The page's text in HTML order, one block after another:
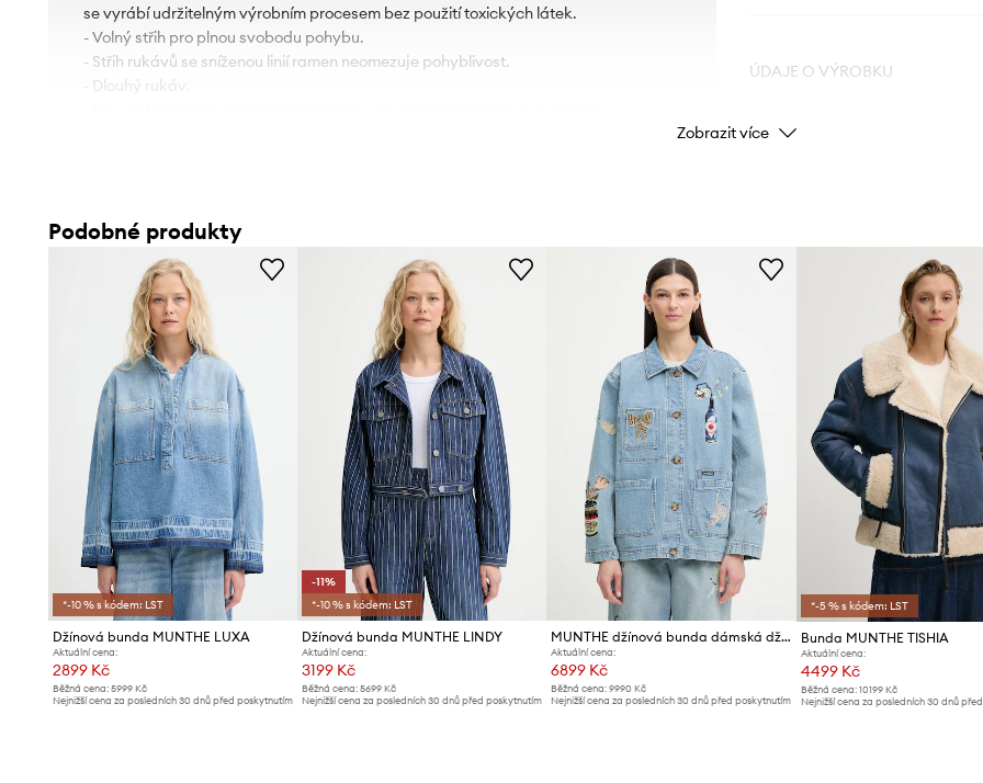
se vyrábí udržitelným výrobním procesem bez použití toxických látek.
- Volný střih pro plnou svobodu pohybu.
- Střih rukávů se sníženou linií ramen neomezuje pohyblivost.
- Dlouhý rukáv.
- Model s podšívkou.
- Délka rukávu (měřena od výstřihu): 73 cm.
- Délka: 72 cm.
- Šířka v podpaží: 66 cm.
- Rozměry pro velikost: 36.
ÚDAJE O VÝROBKU
Kód výrobce
Značka
ID produktu
Zobrazit více
Podobné produkty
*-10 % s kódem: LST
Džínová bunda MUNTHE LUXA
Aktuální cena:
2899 Kč
Běžná cena: 5999 Kč
Nejnižší cena za posledních 30 dnů před poskytnutím
-11%
*-10 % s kódem: LST
Džínová bunda MUNTHE LINDY
Aktuální cena:
3199 Kč
Běžná cena:5699 Kč
Nejnižší cena za posledních 30 dnů před poskytnutím
MUNTHE džínová bunda dámská džínová BRAULIA
Aktuální cena:
6899 Kč
Běžná cena: 9990 Kč
Nejnižší cena za posledních 30 dnů před poskytnutím
*-5 % s kódem: LST
Bunda MUNTHE TISHIA
Aktuální cena:
4499 Kč
Běžná cena: 10199 Kč
Nejnižší cena za posledních 30 dnů